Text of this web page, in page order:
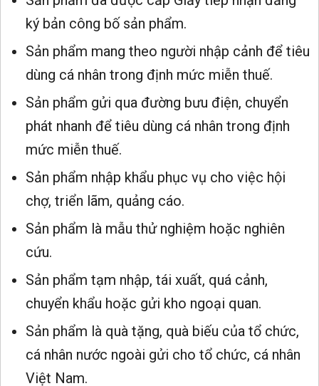
ký bản công bố sản phẩm.
Sản phẩm mang theo người nhập cảnh để tiêu
dùng cá nhân trong định mức miễn thuế.
Sản phẩm gửi qua đường bưu điện, chuyển
phát nhanh để tiêu dùng cá nhân trong định
mức miễn thuế.
Sản phẩm nhập khẩu phục vụ cho việc hội
chợ, triển lãm, quảng cáo.
Sản phẩm là mẫu thử nghiệm hoặc nghiên
cứu.
Sản phẩm tạm nhập, tái xuất, quá cảnh,
chuyển khẩu hoặc gửi kho ngoại quan.
Sản phẩm là quà tặng, quà biếu của tổ chức,
cá nhân nước ngoài gửi cho tổ chức, cá nhân
Việt Nam.